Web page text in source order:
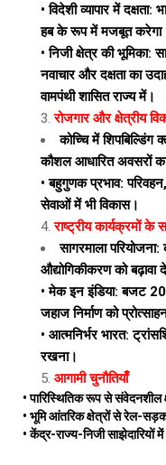
• विदेशी व्यापार में
हब के रूप में मजबूत
• निजी क्षेत्र की भूमिका:
नवाचार और दक्षता का
वामपंथी शासित राज्य में।
रोजगार और क्षेत्रीय
कोच्चि में
कौशल आधारित अवसरों
• बहुगुणक प्रभाव:
सेवाओं में भी विकास।
राष्ट्रीय कार्यक्रमों के
सागरमाला
औद्योगिकीकरण को बढ़ावा
• मेक इन इंडिया: बजट
जहाज निर्माण को
• आत्मनिर्भर भारत:
रखना।
आगामी चुनौतियाँ
• पारिस्थितिक रूप से संवेदनशील
• भूमि आंतरिक क्षेत्रों से रेल-
• केंद्र-राज्य-निजी साझेदारियों